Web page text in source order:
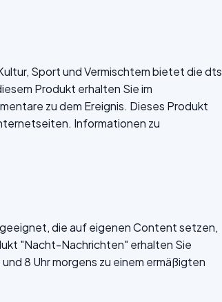
Sport und Vermischtem bietet die dts
Produkt erhalten Sie im
zu dem Ereignis. Dieses Produkt
Informationen zu
die auf eigenen Content setzen,
"Nacht-Nachrichten" erhalten Sie
8 Uhr morgens zu einem ermäßigten